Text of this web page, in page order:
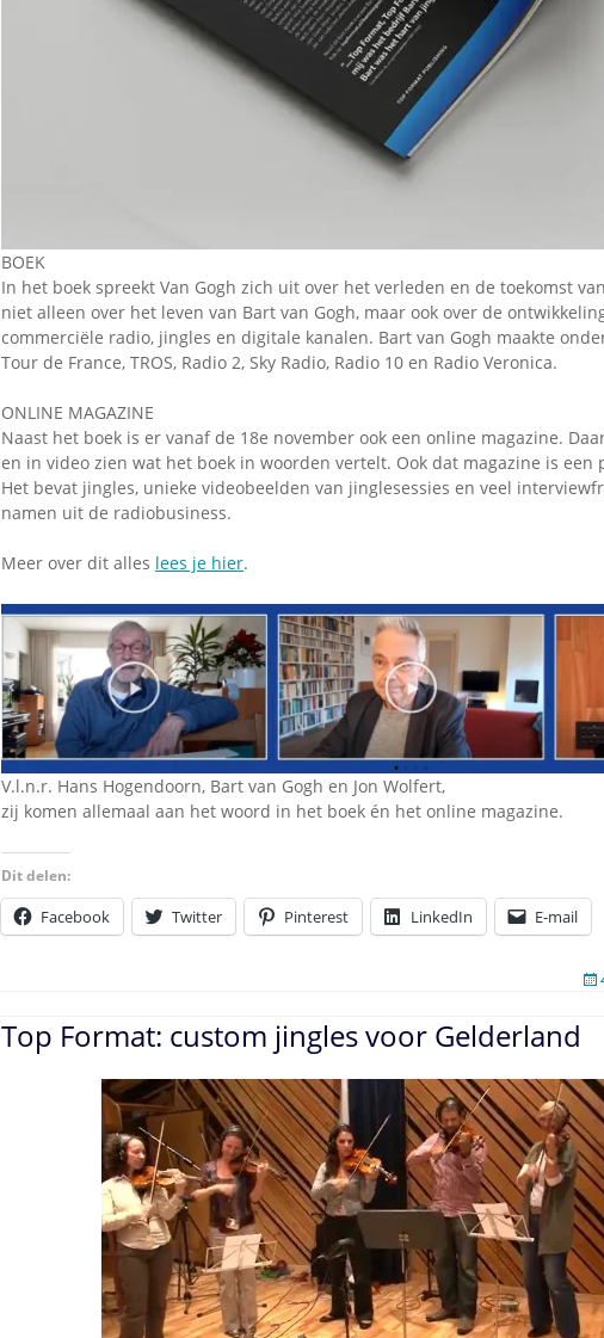
BOEK
In het boek spreekt Van Gogh zich uit over het verleden en de toekomst
niet alleen over het leven van Bart van Gogh, maar ook over de
commerciële radio, jingles en digitale kanalen. Bart van Gogh maakte
Tour de France, TROS, Radio 2, Sky Radio, Radio 10 en Radio Veronica.
ONLINE MAGAZINE
Naast het boek is er vanaf de 18e november ook een online magazine.
en in video zien wat het boek in woorden vertelt. Ook dat magazine is een
Het bevat jingles, unieke videobeelden van jinglesessies en veel
namen uit de radiobusiness.
Meer over dit alles lees je hier.
V.l.n.r. Hans Hogendoorn, Bart van Gogh en Jon Wolfert,
zij komen allemaal aan het woord in het boek én het online magazine.
Dit delen:
Facebook Twitter Pinterest LinkedIn E-mail
Top Format: custom jingles voor Gelderland